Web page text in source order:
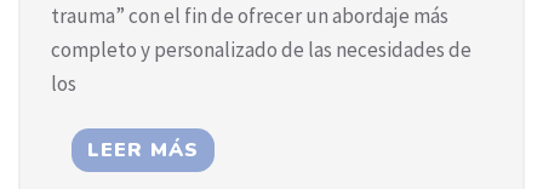
trauma” con el fin de ofrecer un abordaje más
completo y personalizado de las necesidades de
los